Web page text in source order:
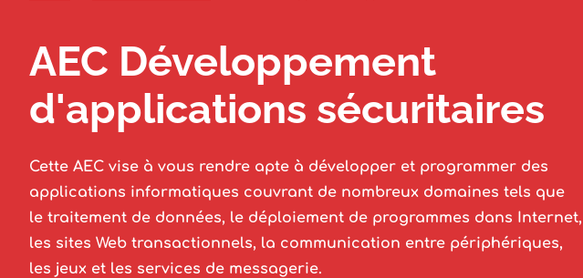
AEC Développement
d'applications sécuritaires
Cette AEC vise à vous rendre apte à développer et programmer des
applications informatiques couvrant de nombreux domaines tels que
le traitement de données, le déploiement de programmes dans Internet,
les sites Web transactionnels, la communication entre périphériques,
les jeux et les services de messagerie.